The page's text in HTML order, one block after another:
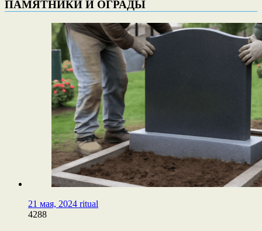
ПАМЯТНИКИ И ОГРАДЫ
21 мая, 2024 ritual
4288